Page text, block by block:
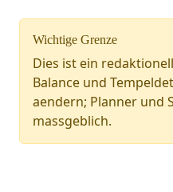
Wichtige Grenze
Dies ist ein
Balance und
aendern; Planner und
massgeblich.